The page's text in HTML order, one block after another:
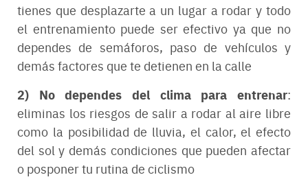
tienes que desplazarte a un lugar a rodar y todo
el entrenamiento puede ser efectivo ya que no
dependes de semáforos, paso de vehículos y
demás factores que te detienen en la calle
2) No dependes del clima para entrenar:
eliminas los riesgos de salir a rodar al aire libre
como la posibilidad de lluvia, el calor, el efecto
del sol y demás condiciones que pueden afectar
o posponer tu rutina de ciclismo